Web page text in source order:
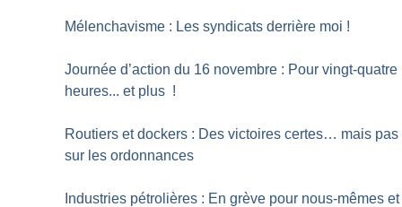
Mélenchavisme : Les syndicats derrière moi !
Journée d’action du 16 novembre : Pour vingt-quatre
heures... et plus !
Routiers et dockers : Des victoires certes… mais pas
sur les ordonnances
Industries pétrolières : En grève pour nous-mêmes et